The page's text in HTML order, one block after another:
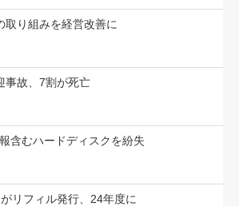
取り組みを経営改善に
事故、7割が死亡
含むハードディスクを紛失
リフィル発行、24年度に